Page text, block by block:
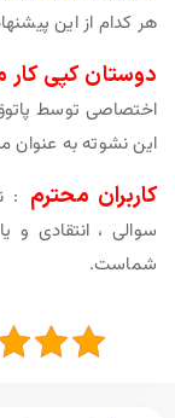
هر کدام از این
دوستان کپی کار
اختصاصی توسط
این نشوته به عنوان
کاربران محترم :
سوالی ، انتقادی و
شماست.